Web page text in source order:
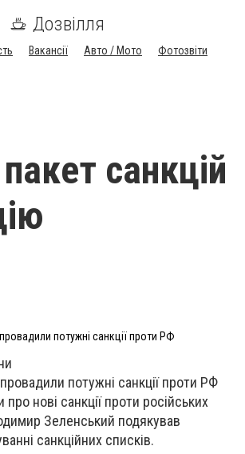
Дозвілля
Вакансії Авто / Мото
Фотозвіти
санкцій
потужні санкції проти РФ
потужні санкції проти РФ
нові санкції проти російських
Зеленський подякував
санкційних списків.